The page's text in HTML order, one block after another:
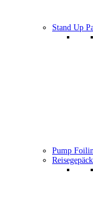
Stand Up
Pump